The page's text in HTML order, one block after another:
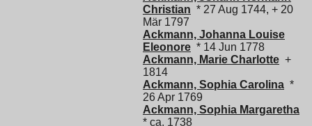
Christian * 27 Aug 1744, + 20
Mär 1797
Ackmann, Johanna Louise
Eleonore * 14 Jun 1778
Ackmann, Marie Charlotte +
1814
Ackmann, Sophia Carolina *
26 Apr 1769
Ackmann, Sophia Margaretha
* ca. 1738